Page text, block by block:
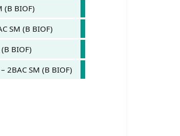
(B BIOF)
SM (B BIOF)
BIOF)
2BAC SM (B BIOF)